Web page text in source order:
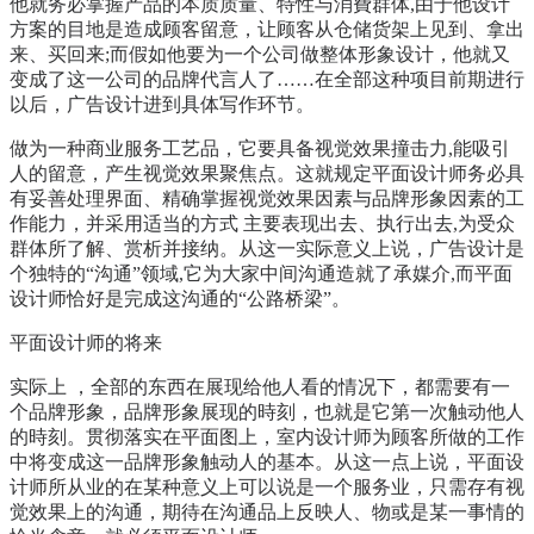
方案的目地是造成顾客留意，让顾客从仓储货架上见到、拿出
来、买回来;而假如他要为一个公司做整体形象设计，他就又
变成了这一公司的品牌代言人了……在全部这种项目前期进行
以后，广告设计进到具体写作环节。
做为一种商业服务工艺品，它要具备视觉效果撞击力,能吸引
人的留意，产生视觉效果聚焦点。这就规定平面设计师务必具
有妥善处理界面、精确掌握视觉效果因素与品牌形象因素的工
作能力，并采用适当的方式 主要表现出去、执行出去,为受众
群体所了解、赏析并接纳。从这一实际意义上说，广告设计是
个独特的“沟通”领域,它为大家中间沟通造就了承媒介,而平面
设计师恰好是完成这沟通的“公路桥梁”。
平面设计师的将来
实际上 ，全部的东西在展现给他人看的情况下，都需要有一
个品牌形象，品牌形象展现的時刻，也就是它第一次触动他人
的時刻。贯彻落实在平面图上，室内设计师为顾客所做的工作
中将变成这一品牌形象触动人的基本。从这一点上说，平面设
计师所从业的在某种意义上可以说是一个服务业，只需存有视
觉效果上的沟通，期待在沟通品上反映人、物或是某一事情的